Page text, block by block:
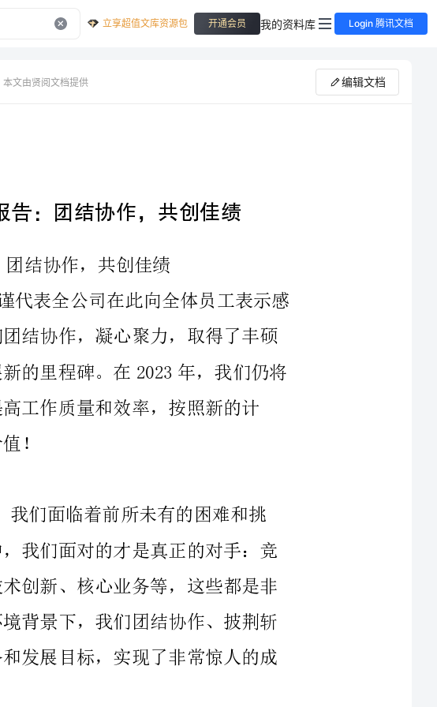
立享超值文库资源包 开通会员 我的资料库 Login 腾讯文档
本文由贤阅文档提供 编辑文档
求。同时，我们还加入了在线营销解决方案，加强了我们的市场力
副总经理年度工作总结报告：团结协作，共创佳绩
谢和祝福！回顾过去的一年，我们团结协作，凝心聚力，取得了丰硕
的工作成果，共同见证了公司发展新的里程碑。在2023年，我们仍将
紧紧围绕公司的发展目标，不断提高工作质量和效率，按照新的计
2022年是非常不平凡的一年，我们面临着前所未有的困难和挑
棘，成功地完成了公司的工作任务和发展目标，实现了非常惊人的成
在2022年，我们在角色运营和投资业务方面进行了非常积极的尝